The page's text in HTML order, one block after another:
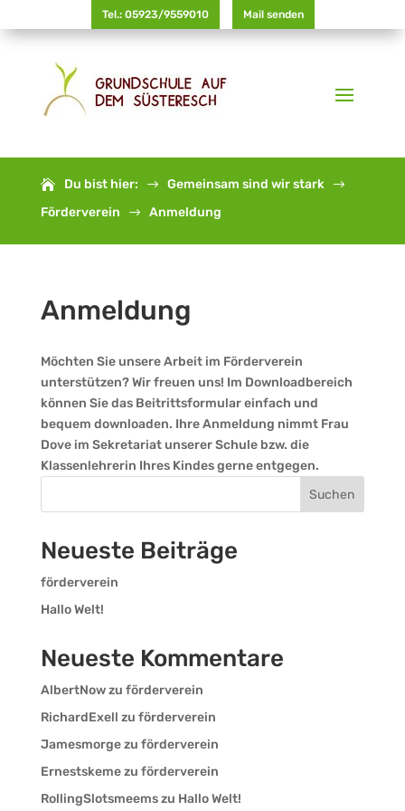
Tel.: 05923/9559010 Mail senden
Du bist hier: $ Gemeinsam sind wir stark $
Förderverein $ Anmeldung
Anmeldung
Möchten Sie unsere Arbeit im Förderverein
unterstützen? Wir freuen uns! Im Downloadbereich
können Sie das Beitrittsformular einfach und
bequem downloaden. Ihre Anmeldung nimmt Frau
Dove im Sekretariat unserer Schule bzw. die
Klassenlehrerin Ihres Kindes gerne entgegen.
Suchen
Neueste Beiträge
förderverein
Hallo Welt!
Neueste Kommentare
AlbertNowzu förderverein
RichardExell zu förderverein
Jamesmorgezu förderverein
Ernestskemezu förderverein
RollingSlotsmeemszu Hallo Welt!